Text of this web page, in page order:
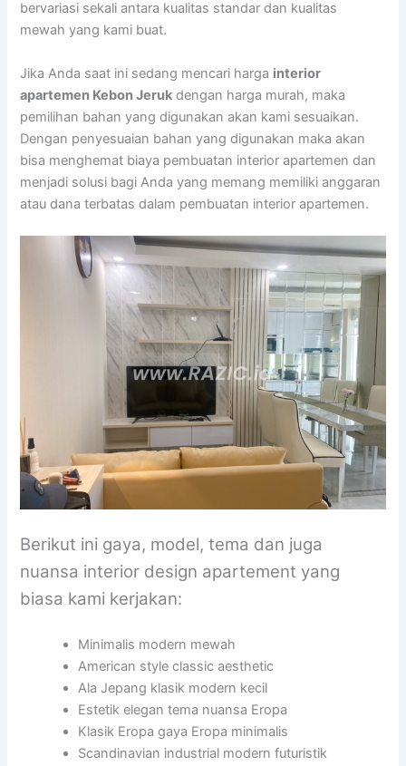
bervariasi sekali antara kualitas standar dan kualitas
mewah yang kami buat.
Jika Anda saat ini sedang mencari harga interior
apartemen Kebon Jeruk dengan harga murah, maka
pemilihan bahan yang digunakan akan kami sesuaikan.
Dengan penyesuaian bahan yang digunakan maka akan
bisa menghemat biaya pembuatan interior apartemen dan
menjadi solusi bagi Anda yang memang memiliki anggaran
atau dana terbatas dalam pembuatan interior apartemen.
Berikut ini gaya, model, tema dan juga
nuansa interior design apartement yang
biasa kami kerjakan:
Minimalis modern mewah
American style classic aesthetic
Ala Jepang klasik modern kecil
Estetik elegan tema nuansa Eropa
Klasik Eropa gaya Eropa minimalis
Scandinavian industrial modern futuristik